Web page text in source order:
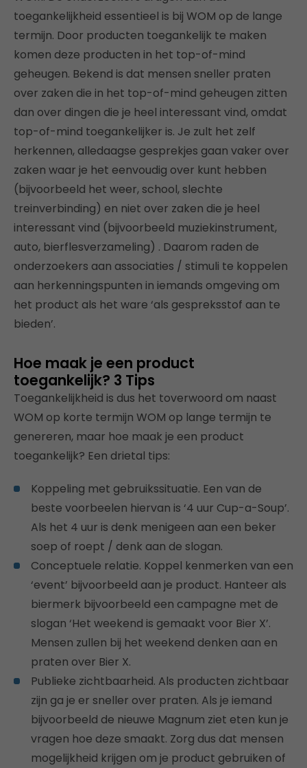
toegankelijkheid essentieel is bij WOM op de lange
termijn. Door producten toegankelijk te maken
komen deze producten in het top-of-mind
geheugen. Bekend is dat mensen sneller praten
over zaken die in het top-of-mind geheugen zitten
dan over dingen die je heel interessant vind, omdat
top-of-mind toegankelijker is. Je zult het zelf
herkennen, alledaagse gesprekjes gaan vaker over
zaken waar je het eenvoudig over kunt hebben
(bijvoorbeeld het weer, school, slechte
treinverbinding) en niet over zaken die je heel
interessant vind (bijvoorbeeld muziekinstrument,
auto, bierflesverzameling) . Daarom raden de
onderzoekers aan associaties / stimuli te koppelen
aan herkenningspunten in iemands omgeving om
het product als het ware ‘als gespreksstof aan te
bieden’.
Hoe maak je een product
toegankelijk? 3 Tips
Toegankelijkheid is dus het toverwoord om naast
WOM op korte termijn WOM op lange termijn te
genereren, maar hoe maak je een product
toegankelijk? Een drietal tips:
Koppeling met gebruikssituatie. Een van de
beste voorbeelen hiervan is ‘4 uur Cup-a-Soup’.
Als het 4 uur is denk menigeen aan een beker
soep of roept / denk aan de slogan.
Conceptuele relatie. Koppel kenmerken van een
‘event’ bijvoorbeeld aan je product. Hanteer als
biermerk bijvoorbeeld een campagne met de
slogan ‘Het weekend is gemaakt voor Bier X’.
Mensen zullen bij het weekend denken aan en
praten over Bier X.
Publieke zichtbaarheid. Als producten zichtbaar
zijn ga je er sneller over praten. Als je iemand
bijvoorbeeld de nieuwe Magnum ziet eten kun je
vragen hoe deze smaakt. Zorg dus dat mensen
mogelijkheid krijgen om je product gebruiken of